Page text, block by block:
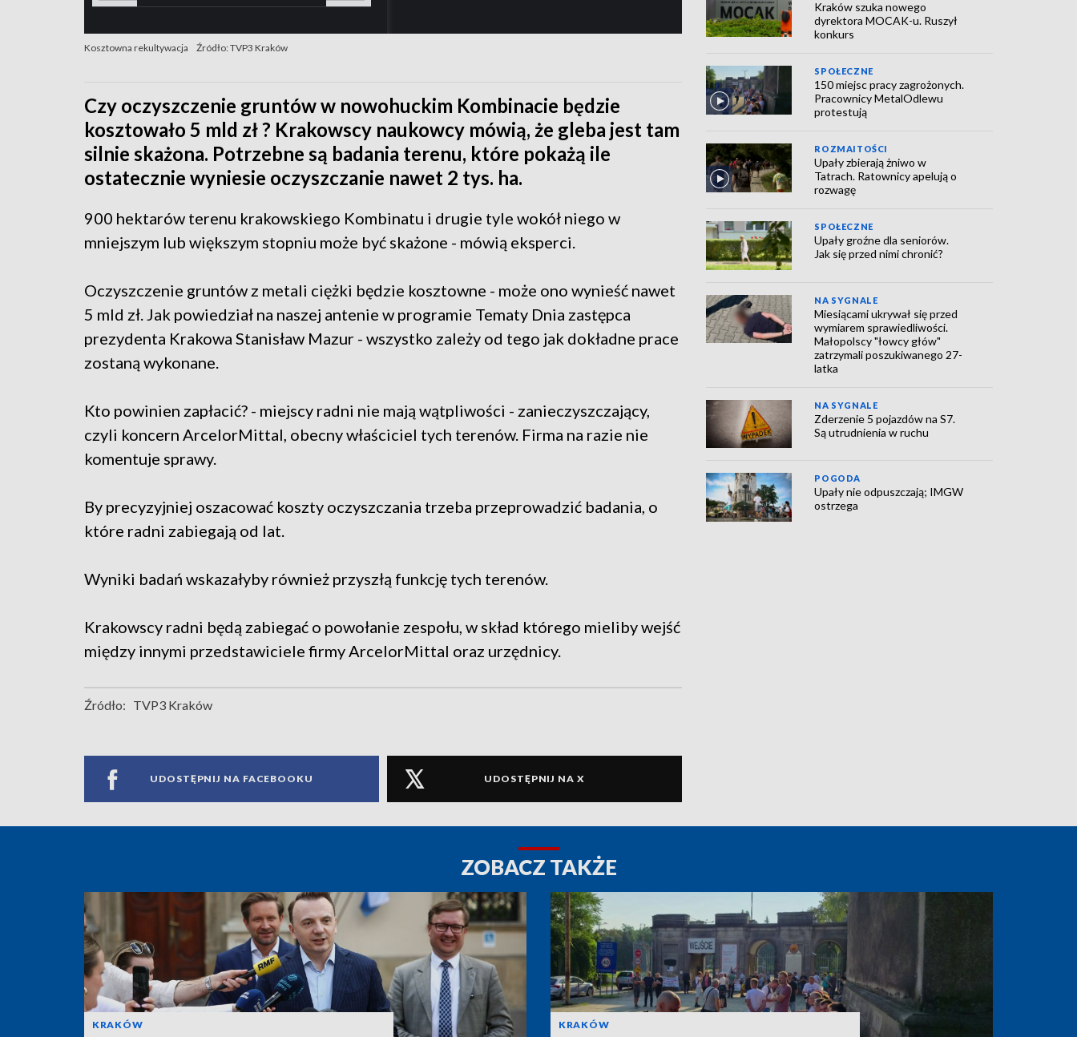
Kosztowna rekultywacja Źródło: TVP3 Kraków
Czy oczyszczenie gruntów w nowohuckim Kombinacie będzie
kosztowało 5 mld zł ? Krakowscy naukowcy mówią, że gleba jest tam
silnie skażona. Potrzebne są badania terenu, które pokażą ile
ostatecznie wyniesie oczyszczanie nawet 2 tys. ha.
900 hektarów terenu krakowskiego Kombinatu i drugie tyle wokół niego w
mniejszym lub większym stopniu może być skażone - mówią eksperci.
Oczyszczenie gruntów z metali ciężki będzie kosztowne - może ono wynieść nawet
5 mld zł. Jak powiedział na naszej antenie w programie Tematy Dnia zastępca
prezydenta Krakowa Stanisław Mazur - wszystko zależy od tego jak dokładne prace
zostaną wykonane.
Kto powinien zapłacić? - miejscy radni nie mają wątpliwości - zanieczyszczający,
czyli koncern ArcelorMittal, obecny właściciel tych terenów. Firma na razie nie
komentuje sprawy.
By precyzyjniej oszacować koszty oczyszczania trzeba przeprowadzić badania, o
które radni zabiegają od lat.
Wyniki badań wskazałyby również przyszłą funkcję tych terenów.
Krakowscy radni będą zabiegać o powołanie zespołu, w skład którego mieliby wejść
między innymi przedstawiciele firmy ArcelorMittal oraz urzędnicy.
Źródło: TVP3 Kraków
UDOSTĘPNIJ NA FACEBOOKU UDOSTĘPNIJ NA X
Kraków szuka nowego
dyrektora MOCAK-u. Ruszył
konkurs
SPOŁECZNE
150 miejsc pracy zagrożonych.
Pracownicy MetalOdlewu
protestują
ROZMAITOŚCI
Upały zbierają żniwo w
Tatrach. Ratownicy apelują o
rozwagę
SPOŁECZNE
Upały groźne dla seniorów.
Jak się przed nimi chronić?
NA SYGNALE
Miesiącami ukrywał się przed
wymiarem sprawiedliwości.
Małopolscy "łowcy głów"
zatrzymali poszukiwanego 27-
latka
NA SYGNALE
Zderzenie 5 pojazdów na S7.
Są utrudnienia w ruchu
POGODA
Upały nie odpuszczają; IMGW
ostrzega
ZOBACZ TAKŻE
KRAKÓW KRAKÓW